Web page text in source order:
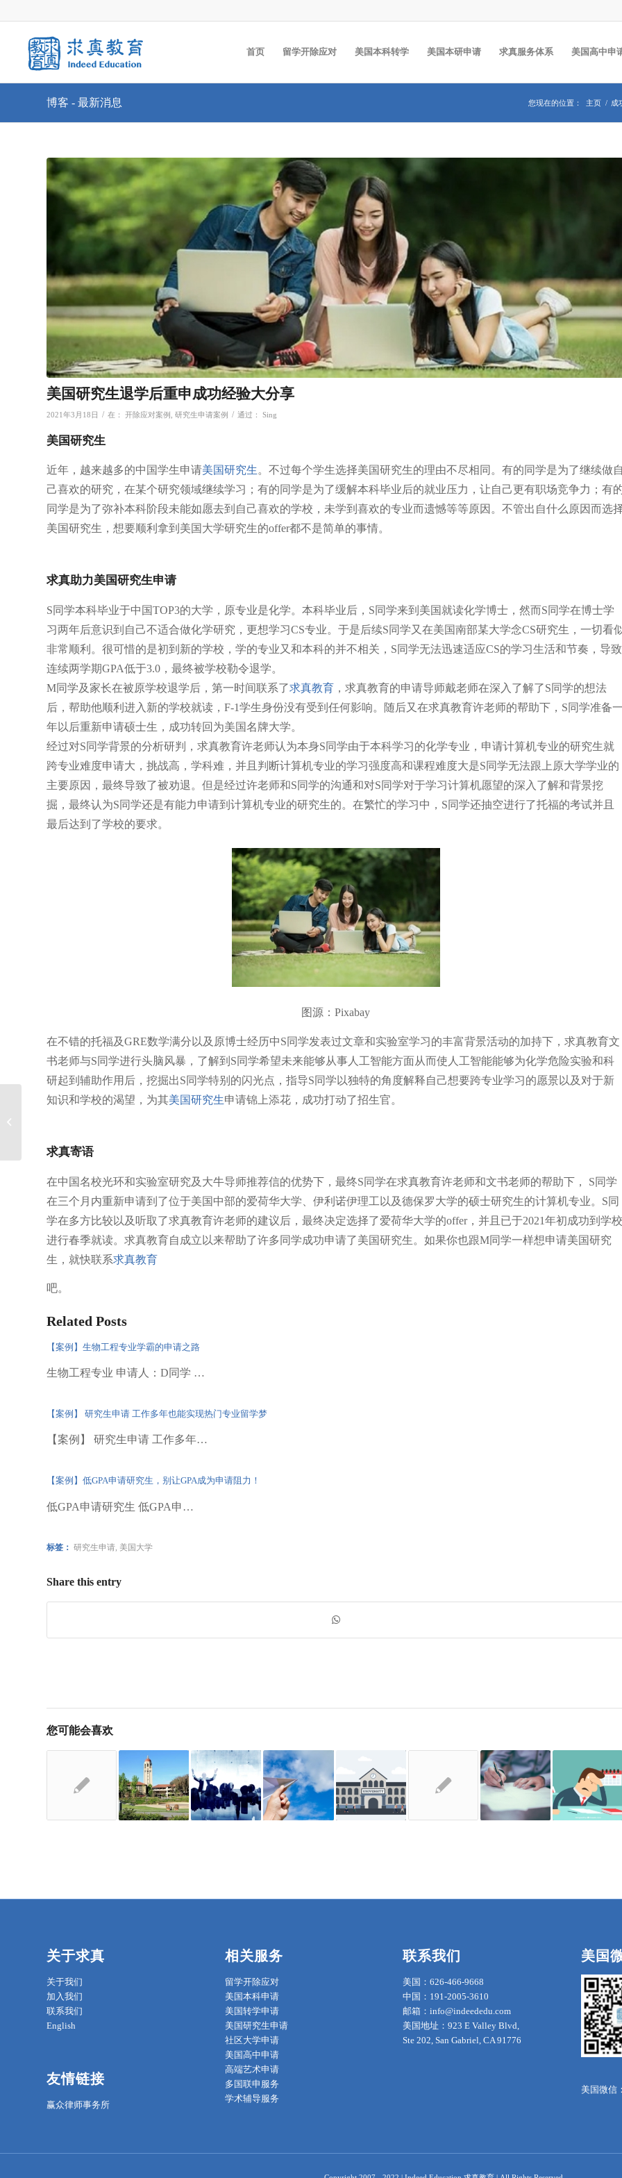
首页 留学开除应对 美国本科转学 美国本研申请 求真服务体系 美国高中申
博客 - 最新消息 您现在的位置： 主页 / 成
美国研究生退学后重申成功经验大分享
2021年3月18日 / 在： 开除应对案例 研究生申请案例 / 通过： Sing
美国研究生
近年，越来越多的中国学生申请美国研究生。不过每个学生选择美国研究生的理由不尽相同。有的同学是为了继续做
己喜欢的研究，在某个研究领域继续学习；有的同学是为了缓解本科毕业后的就业压力，让自己更有职场竞争力；有
同学是为了弥补本科阶段未能如愿去到自己喜欢的学校，未学到喜欢的专业而遗憾等等原因。不管出自什么原因而选
美国研究生，想要顺利拿到美国大学研究生的offer都不是简单的事情。
求真助力美国研究生申请
S同学本科毕业于中国TOP3的大学，原专业是化学。本科毕业后，S同学来到美国就读化学博士，然而S同学在博士学
习两年后意识到自己不适合做化学研究，更想学习CS专业。于是后续S同学又在美国南部某大学念CS研究生，一切看
非常顺利。很可惜的是初到新的学校，学的专业又和本科的并不相关，S同学无法迅速适应CS的学习生活和节奏， 导致
连续两学期GPA低于3.0，最终被学校勒令退学。
M同学及家长在被原学校退学后，第一时间联系了求真教育 ，求真教育的申请导师戴老师在深入了解了S同学的想法
后，帮助他顺利进入新的学校就读，F-1学生身份没有受到任何影响。随后又在求真教育许老师的帮助下，S同学准备
年以后重新申请硕士生，成功转回为美国名牌大学。
经过对S同学背景的分析研判，求真教育许老师认为本身S同学由于本科学习的化学专业，申请计算机专业的研究生就
跨专业难度申请大，挑战高，学科难，并且判断计算机专业的学习强度高和课程难度大是S同学无法跟上原大学学业的
主要原因，最终导致了被劝退。但是经过许老师和S同学的沟通和对S同学对于学习计算机愿望的深入了解和背景挖
掘，最终认为S同学还是有能力申请到计算机专业的研究生的。 在繁忙的学习中，S同学还抽空进行了托福的考试并且
最后达到了学校的要求。
图源：Pixabay
在不错的托福及GRE数学满分以及原博士经历中S同学发表过文章和实验室学习的丰富背景活动的加持下，求真教育文
书老师与S同学进行头脑风暴，了解到S同学希望未来能够从事人工智能方面从而使人工智能能够为化学危险实验和科
研起到辅助作用后，挖掘出S同学特别的闪光点，指导S同学以独特的角度解释自己想要跨专业学习的愿景以及对于新
知识和学校的渴望，为其美国研究生申请锦上添花，成功打动了招生官。
求真寄语
在中国名校光环和实验室研究及大牛导师推荐信的优势下，最终S同学在求真教育许老师和文书老师的帮助下，
S同学
在三个月内重新申请到了位于美国中部的爱荷华大学、伊利诺伊理工以及德保罗大学的硕士研究生的计算机专业。S同
学在多方比较以及听取了求真教育许老师的建议后，最终决定选择了爱荷华大学的offer，并且已于2021年初成功到学校
进行春季就读。 求真教育自成立以来帮助了许多同学成功申请了美国研究生。如果你也跟M同学一样想申请美国研究
生，就快联系求真教育
吧。
Related Posts
【案例】生物工程专业学霸的申请之路
生物工程专业 申请人：D同学 …
【案例】 研究生申请 工作多年也能实现热门专业留学梦
【案例】 研究生申请 工作多年…
【案例】低GPA申请研究生，别让GPA成为申请阻力！
低GPA申请研究生 低GPA申…
标签： 研究生申请, 美国大学
Share this entry
您可能会喜欢
关于求真
关于我们
加入我们
联系我们
English
友情链接
赢众律师事务所
相关服务
留学开除应对
美国本科申请
美国转学申请
美国研究生申请
社区大学申请
美国高中申请
高端艺术申请
多国联申服务
学术辅导服务
联系我们
美国：626-466-9668
中国：191-2005-3610
邮箱：info@indeededu.com
美国地址：923 E Valley Blvd,
Ste 202, San Gabriel, CA 91776
美国
美国微信